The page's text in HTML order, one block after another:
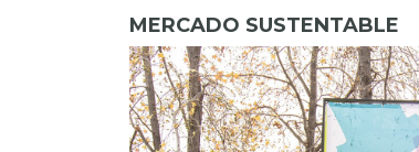
MERCADO SUSTENTABLE